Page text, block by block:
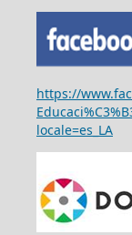
https://
locale=es_LA